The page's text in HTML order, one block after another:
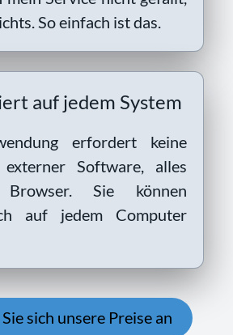
So einfach ist das.
auf jedem System
erfordert keine
externer Software, alles
Sie können
auf jedem Computer
sich unsere Preise an